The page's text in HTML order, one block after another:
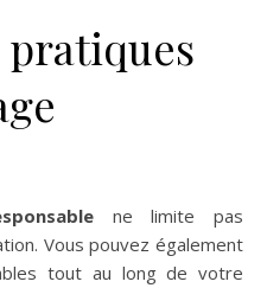
pratiques
ne limite pas
Vous pouvez également
tout au long de votre